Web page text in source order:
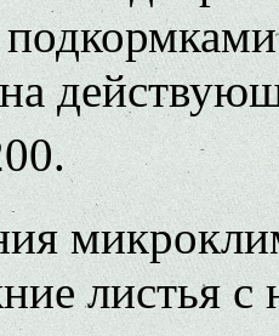
на
листья с